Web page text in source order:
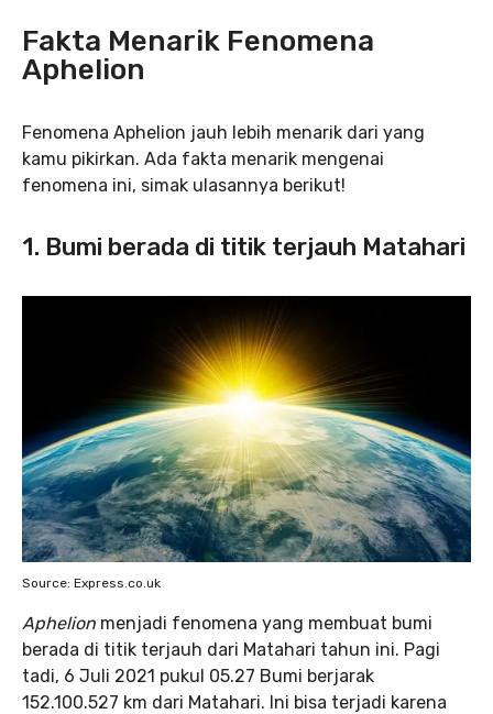
Fakta Menarik Fenomena
Aphelion
Fenomena Aphelion jauh lebih menarik dari yang
kamu pikirkan. Ada fakta menarik mengenai
fenomena ini, simak ulasannya berikut!
1. Bumi berada di titik terjauh Matahari
Source: Express.co.uk
Aphelion menjadi fenomena yang membuat bumi
berada di titik terjauh dari Matahari tahun ini. Pagi
tadi, 6 Juli 2021 pukul 05.27 Bumi berjarak
152.100.527 km dari Matahari. Ini bisa terjadi karena